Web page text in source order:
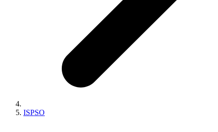
ISPSO